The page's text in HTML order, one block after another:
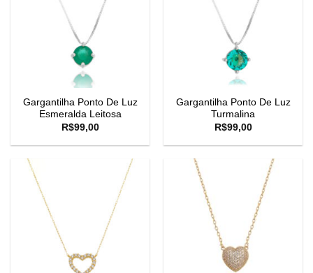
Gargantilha Ponto De Luz
Esmeralda Leitosa
R$99,00
Gargantilha Ponto De Luz
Turmalina
R$99,00